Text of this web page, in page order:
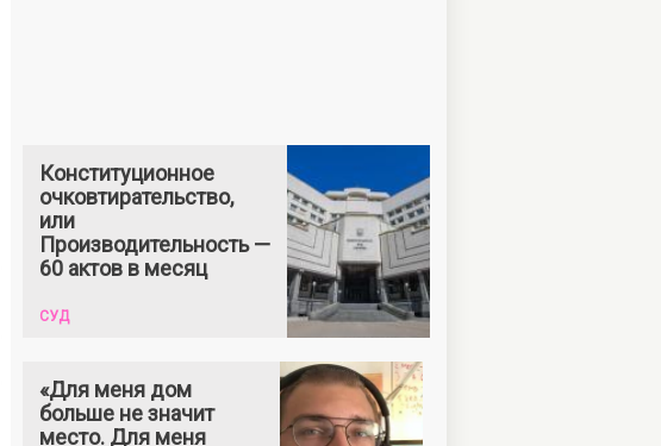
Конституционное
очковтирательство,
или
Производительность —
60 актов в месяц
СУД
«Для меня дом
больше не значит
место. Для меня